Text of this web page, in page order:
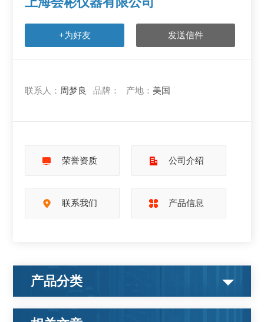
+为好友 发送信件
联系人： 周梦良 品牌： 产地： 美国
荣誉资质 公司介绍
联系我们 产品信息
产品分类